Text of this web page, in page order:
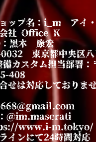
ップ名：i_m アイ
社 Office K
：黒木 康宏
東京都中央区
カスタム担当部署
408
せは対応しておりま
@im.maserati
www.i-m.tokyo/
インにて24時間対応